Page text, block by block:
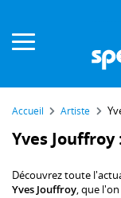
Accueil Artiste
Yves
Découvrez toute
Yves Jouffroy, que